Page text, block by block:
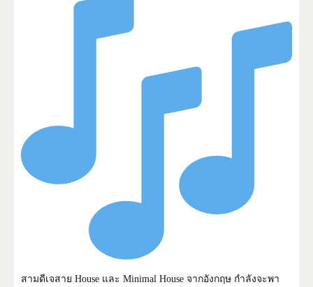
สามดีเจสาย House และ Minimal House จากอังกฤษ กำลังจะพา